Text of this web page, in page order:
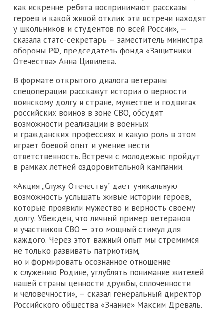
как искренне ребята воспринимают рассказы
героев и какой живой отклик эти встречи находят
у школьников и студентов по всей России», —
сказала статс-секретарь — заместитель министра
обороны РФ, председатель фонда «Защитники
Отечества» Анна Цивилева.
В формате открытого диалога ветераны
спецоперации расскажут истории о верности
воинскому долгу и стране, мужестве и подвигах
российских воинов в зоне СВО, обсудят
возможности реализации в военных
и гражданских профессиях и какую роль в этом
играет боевой опыт и умение нести
ответственность. Встречи с молодежью пройдут
в рамках летней оздоровительной кампании.
«Акция „Служу Отечеству“ дает уникальную
возможность услышать живые истории героев,
которые проявили мужество и верность своему
долгу. Убежден, что личный пример ветеранов
и участников СВО — это мощный стимул для
каждого. Через этот важный опыт мы стремимся
не только развивать патриотизм,
но и формировать осознанное отношение
к служению Родине, углублять понимание жителей
нашей страны ценности дружбы, сплоченности
и человечности», — сказал генеральный директор
Российского общества «Знание» Максим Древаль.